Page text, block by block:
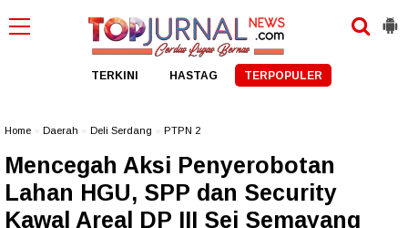
TERKINI HASTAG TERPOPULER
Home Daerah Deli Serdang PTPN 2
Mencegah Aksi Penyerobotan
Lahan HGU, SPP dan Security
Kawal Areal DP III Sei Semayang